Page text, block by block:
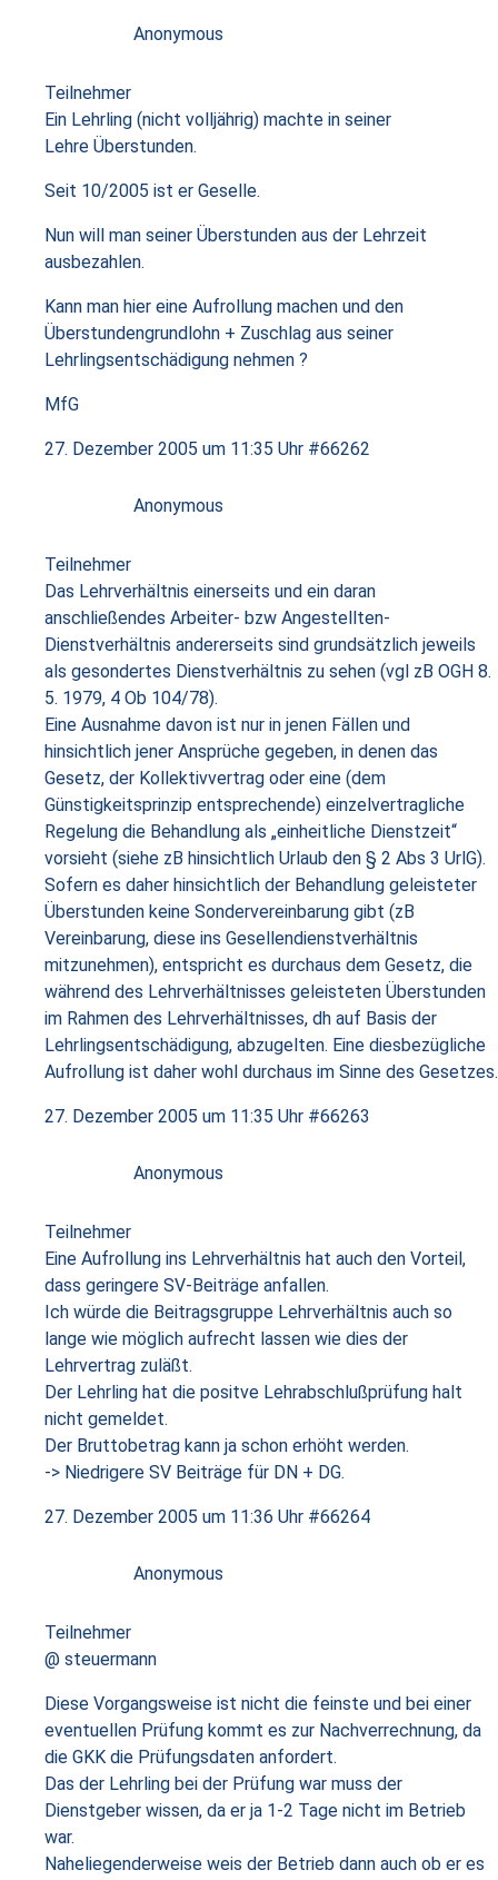
Anonymous
Teilnehmer
Ein Lehrling (nicht volljährig) machte in seiner
Lehre Überstunden.
Seit 10/2005 ist er Geselle.
Nun will man seiner Überstunden aus der Lehrzeit
ausbezahlen.
Kann man hier eine Aufrollung machen und den
Überstundengrundlohn + Zuschlag aus seiner
Lehrlingsentschädigung nehmen ?
MfG
27. Dezember 2005 um 11:35 Uhr #66262
Anonymous
Teilnehmer
Das Lehrverhältnis einerseits und ein daran
anschließendes Arbeiter- bzw Angestellten-
Dienstverhältnis andererseits sind grundsätzlich jeweils
als gesondertes Dienstverhältnis zu sehen (vgl zB OGH 8.
5. 1979, 4 Ob 104/78).
Eine Ausnahme davon ist nur in jenen Fällen und
hinsichtlich jener Ansprüche gegeben, in denen das
Gesetz, der Kollektivvertrag oder eine (dem
Günstigkeitsprinzip entsprechende) einzelvertragliche
Regelung die Behandlung als „einheitliche Dienstzeit“
vorsieht (siehe zB hinsichtlich Urlaub den § 2 Abs 3 UrlG).
Sofern es daher hinsichtlich der Behandlung geleisteter
Überstunden keine Sondervereinbarung gibt (zB
Vereinbarung, diese ins Gesellendienstverhältnis
mitzunehmen), entspricht es durchaus dem Gesetz, die
während des Lehrverhältnisses geleisteten Überstunden
im Rahmen des Lehrverhältnisses, dh auf Basis der
Lehrlingsentschädigung, abzugelten. Eine diesbezügliche
Aufrollung ist daher wohl durchaus im Sinne des Gesetzes.
27. Dezember 2005 um 11:35 Uhr #66263
Anonymous
Teilnehmer
Eine Aufrollung ins Lehrverhältnis hat auch den Vorteil,
dass geringere SV-Beiträge anfallen.
Ich würde die Beitragsgruppe Lehrverhältnis auch so
lange wie möglich aufrecht lassen wie dies der
Lehrvertrag zuläßt.
Der Lehrling hat die positve Lehrabschlußprüfung halt
nicht gemeldet.
Der Bruttobetrag kann ja schon erhöht werden.
-> Niedrigere SV Beiträge für DN + DG.
27. Dezember 2005 um 11:36 Uhr #66264
Anonymous
Teilnehmer
@ steuermann
Diese Vorgangsweise ist nicht die feinste und bei einer
eventuellen Prüfung kommt es zur Nachverrechnung, da
die GKK die Prüfungsdaten anfordert.
Das der Lehrling bei der Prüfung war muss der
Dienstgeber wissen, da er ja 1-2 Tage nicht im Betrieb
war.
Naheliegenderweise weis der Betrieb dann auch ob er es